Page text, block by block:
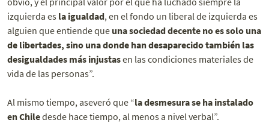
izquierda es la igualdad, en el fondo un liberal de izquierda es
alguien que entiende que una sociedad decente no es solo una
de libertades, sino una donde han desaparecido también las
desigualdades más injustasen las condiciones materiales de
vida de las personas”.
Al mismo tiempo, aseveró que “la desmesura se ha instalado
en Chiledesde hace tiempo, al menos a nivel verbal”.